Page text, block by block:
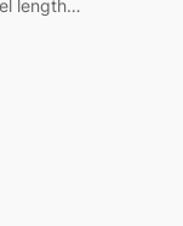
length…